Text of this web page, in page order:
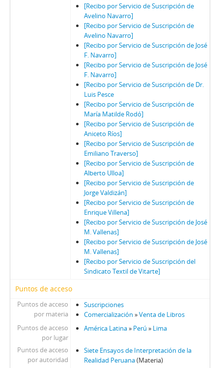
[Recibo por Servicio de Suscripción de
Avelino Navarro]
[Recibo por Servicio de Suscripción de
Avelino Navarro]
[Recibo por Servicio de Suscripción de José
F. Navarro]
[Recibo por Servicio de Suscripción de José
F. Navarro]
[Recibo por Servicio de Suscripción de Dr.
Luis Pesce
[Recibo por Servicio de Suscripción de
María Matilde Rodó]
[Recibo por Servicio de Suscripción de
Aniceto Ríos]
[Recibo por Servicio de Suscripción de
Emiliano Traverso]
[Recibo por Servicio de Suscripción de
Alberto Ulloa]
[Recibo por Servicio de Suscripción de
Jorge Valdizán]
[Recibo por Servicio de Suscripción de
Enrique Villena]
[Recibo por Servicio de Suscripción de José
M. Vallenas]
[Recibo por Servicio de Suscripción de José
M. Vallenas]
[Recibo por Servicio de Suscripción del
Sindicato Textil de Vitarte]
Puntos de acceso
Puntos de acceso
por materia
Suscripciones
Comercialización »Venta de Libros
Puntos de acceso
por lugar
América Latina» Perú » Lima
Puntos de acceso
por autoridad
Siete Ensayos de Interpretación de la
Realidad Peruana(Materia)